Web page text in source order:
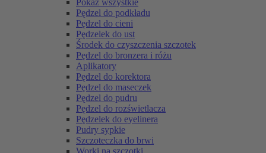
Pokaż wszystkie
Pędzel do podkładu
Pędzel do cieni
Pędzelek do ust
Środek do czyszczenia szczotek
Pędzel do bronzera i różu
Aplikatory
Pędzel do korektora
Pędzel do maseczek
Pędzel do pudru
Pędzel do rozświetlacza
Pędzelek do eyelinera
Pudry sypkie
Szczoteczka do brwi
Worki na szczotki